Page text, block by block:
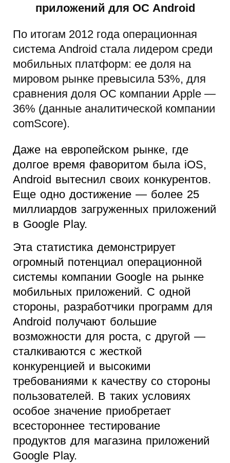
приложений для ОС Android
По итогам 2012 года операционная
система Android стала лидером среди
мобильных платформ: ее доля на
мировом рынке превысила 53%, для
сравнения доля ОС компании Apple —
36% (данные аналитической компании
comScore).
Даже на европейском рынке, где
долгое время фаворитом была iOS,
Android вытеснил своих конкурентов.
Еще одно достижение — более 25
миллиардов загруженных приложений
в Google Plaу.
Эта статистика демонстрирует
огромный потенциал операционной
системы компании Google на рынке
мобильных приложений. С одной
стороны, разработчики программ для
Android получают большие
возможности для роста, с другой —
сталкиваются с жесткой
конкуренцией и высокими
требованиями к качеству со стороны
пользователей. В таких условиях
особое значение приобретает
всестороннее тестирование
продуктов для магазина приложений
Google Play.